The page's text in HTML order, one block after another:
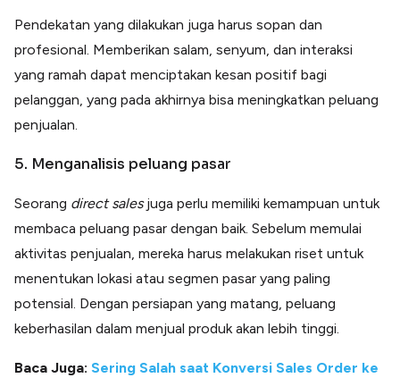
Pendekatan yang dilakukan juga harus sopan dan
profesional. Memberikan salam, senyum, dan interaksi
yang ramah dapat menciptakan kesan positif bagi
pelanggan, yang pada akhirnya bisa meningkatkan peluang
penjualan.
5. Menganalisis peluang pasar
Seorang direct salesjuga perlu memiliki kemampuan untuk
membaca peluang pasar dengan baik. Sebelum memulai
aktivitas penjualan, mereka harus melakukan riset untuk
menentukan lokasi atau segmen pasar yang paling
potensial. Dengan persiapan yang matang, peluang
keberhasilan dalam menjual produk akan lebih tinggi.
Baca Juga: Sering Salah saat Konversi Sales Order ke